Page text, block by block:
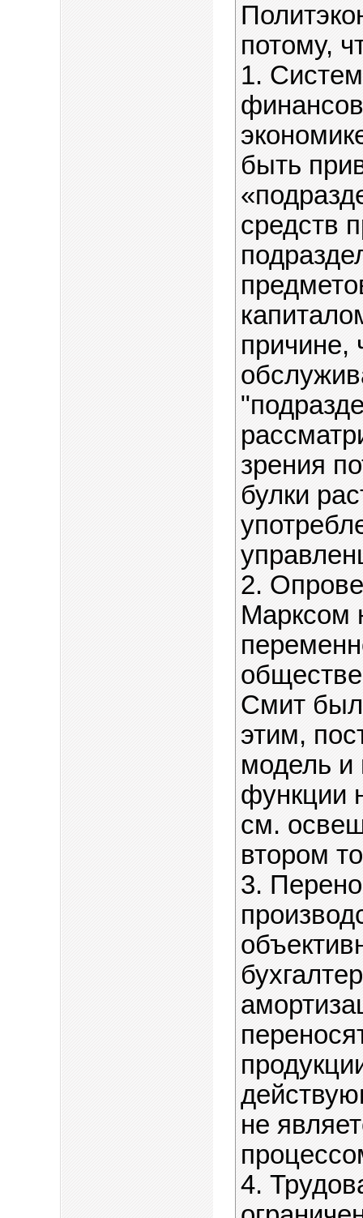
потому,
1.
быть
средств
причине,
зрения
булки
2.
Марксом
Смит был
этим,
модель и
функции
см.
втором
3.
не
4.